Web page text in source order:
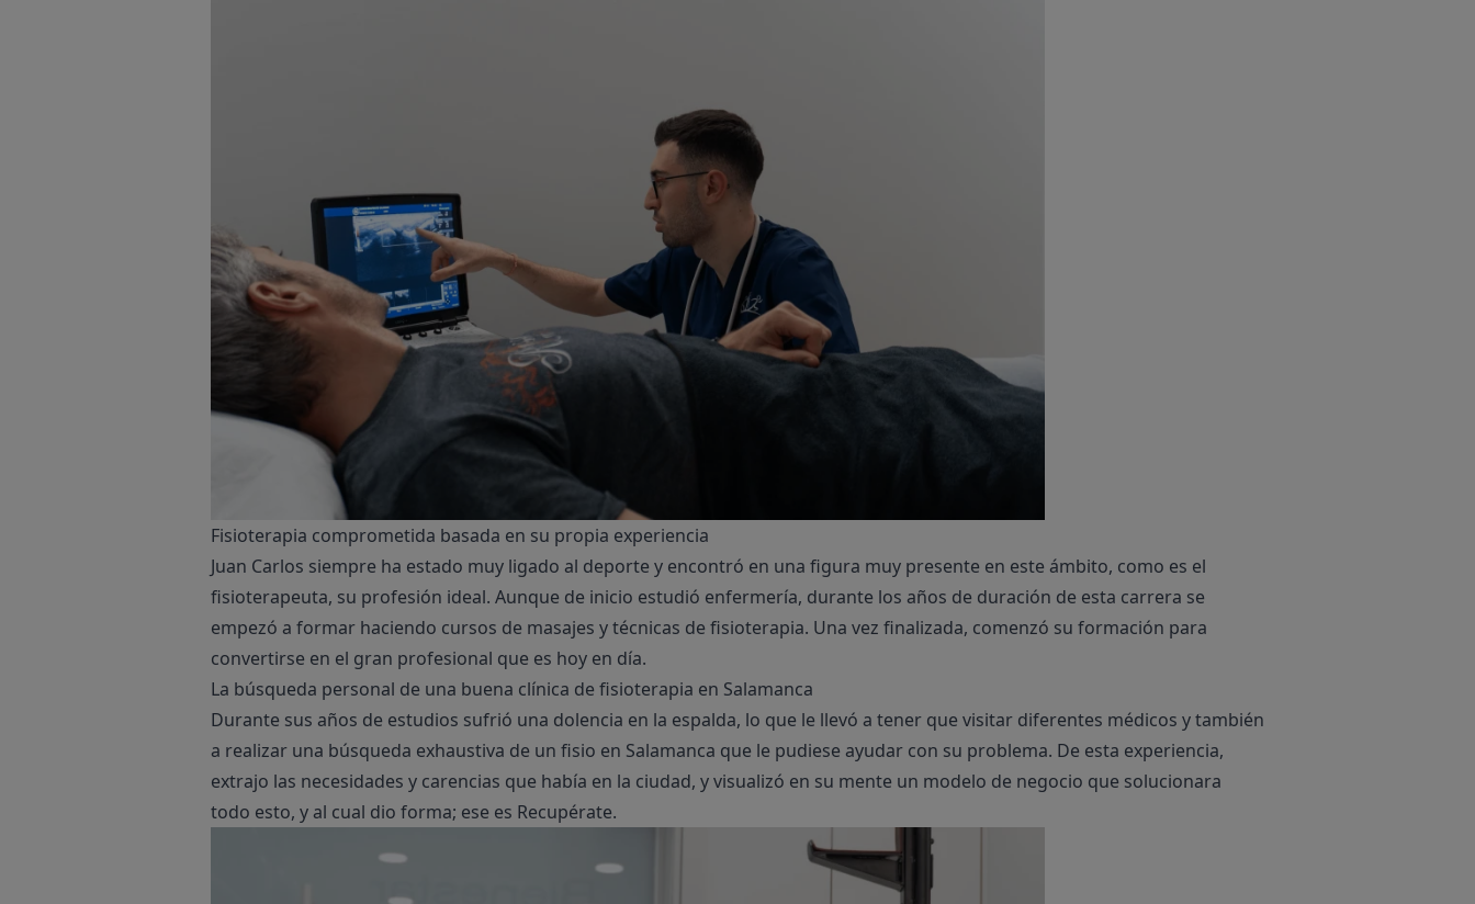
Fisioterapia comprometida basada en su propia experiencia
Juan Carlos siempre ha estado muy ligado al deporte y encontró en una figura muy presente en este ámbito, como es el
fisioterapeuta, su profesión ideal. Aunque de inicio estudió enfermería, durante los años de duración de esta carrera se
empezó a formar haciendo cursos de masajes y técnicas de fisioterapia. Una vez finalizada, comenzó su formación para
convertirse en el gran profesional que es hoy en día.
La búsqueda personal de una buena clínica de fisioterapia en Salamanca
Durante sus años de estudios sufrió una dolencia en la espalda, lo que le llevó a tener que visitar diferentes médicos y también
a realizar una búsqueda exhaustiva de un fisio en Salamanca que le pudiese ayudar con su problema. De esta experiencia,
extrajo las necesidades y carencias que había en la ciudad, y visualizó en su mente un modelo de negocio que solucionara
todo esto, y al cual dio forma; ese es Recupérate.